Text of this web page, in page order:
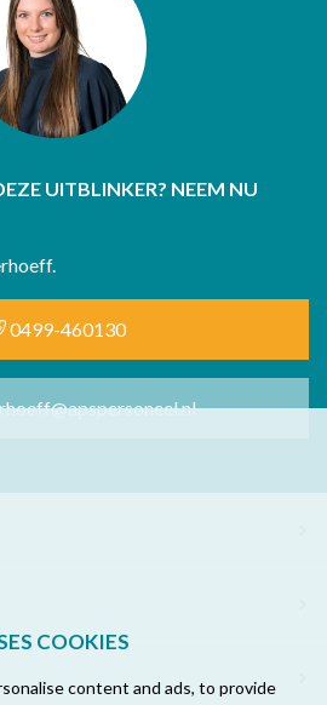
COOKIES
content and ads, to provide
UITBLINKER? NEEM NU
0499-460130